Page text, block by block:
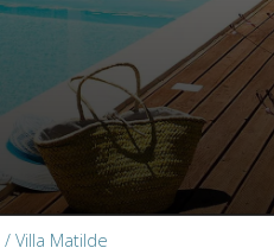
/ Villa Matilde